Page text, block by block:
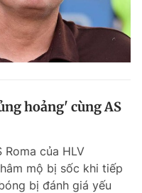
hoảng' cùng AS
của HLV
mộ bị sốc khi tiếp
bị đánh giá yếu